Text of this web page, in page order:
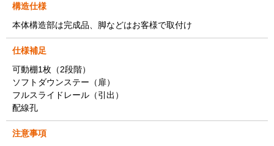
構造仕様
本体構造部は完成品、脚などはお客様で取付け
仕様補足
可動棚1枚（2段階）
ソフトダウンステー（扉）
フルスライドレール（引出）
配線孔
注意事項